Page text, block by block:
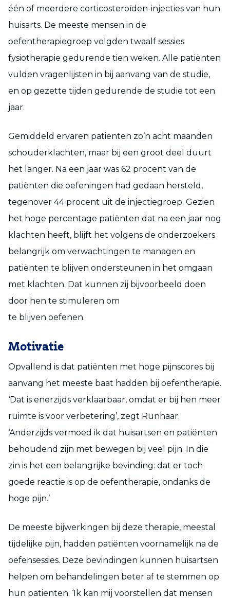
één of meerdere corticosteroïden-injecties van hun
huisarts. De meeste mensen in de
oefentherapiegroep volgden twaalf sessies
fysiotherapie gedurende tien weken. Alle patiënten
vulden vragenlijsten in bij aanvang van de studie,
en op gezette tijden gedurende de studie tot een
jaar.
Gemiddeld ervaren patiënten zo’n acht maanden
schouderklachten, maar bij een groot deel duurt
het langer. Na een jaar was 62 procent van de
patiënten die oefeningen had gedaan hersteld,
tegenover 44 procent uit de injectiegroep. Gezien
het hoge percentage patiënten dat na een jaar nog
klachten heeft, blijft het volgens de onderzoekers
belangrijk om verwachtingen te managen en
patiënten te blijven ondersteunen in het omgaan
met klachten. Dat kunnen zij bijvoorbeeld doen
door hen te stimuleren om
te blijven oefenen.
Motivatie
Opvallend is dat patiënten met hoge pijnscores bij
aanvang het meeste baat hadden bij oefentherapie.
‘Dat is enerzijds verklaarbaar, omdat er bij hen meer
ruimte is voor verbetering’, zegt Runhaar.
‘Anderzijds vermoed ik dat huisartsen en patiënten
behoudend zijn met bewegen bij veel pijn. In die
zin is het een belangrijke bevinding: dat er toch
goede reactie is op de oefentherapie, ondanks de
hoge pijn.’
De meeste bijwerkingen bij deze therapie, meestal
tijdelijke pijn, hadden patiënten voornamelijk na de
oefensessies. Deze bevindingen kunnen huisartsen
helpen om behandelingen beter af te stemmen op
hun patiënten. ‘Ik kan mij voorstellen dat mensen